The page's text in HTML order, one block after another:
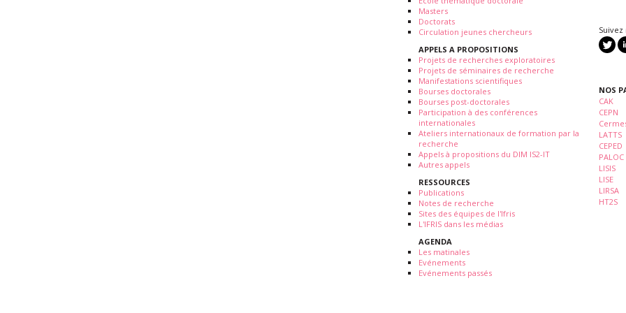
Masters
Doctorats
Circulation jeunes chercheurs
APPELS A PROPOSITIONS
Projets de recherches exploratoires
Projets de séminaires de recherche
Manifestations scientifiques
Bourses doctorales
Bourses post-doctorales
Participation à des conférences
internationales
Ateliers internationaux de formation par la
recherche
Appels à propositions du DIM IS2-IT
Autres appels
RESSOURCES
Publications
Notes de recherche
Sites des équipes de l'Ifris
L'IFRIS dans les médias
AGENDA
Les matinales
Evénements
Evénements passés
Suivez
NOS
CAK
CEPN
LATTS
CEPED
PALOC
LISIS
LISE
LIRSA
HT2S